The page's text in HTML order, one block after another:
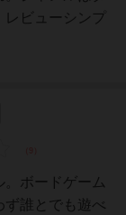
ビューシンプ
。ボードゲーム
ず誰とでも遊べ